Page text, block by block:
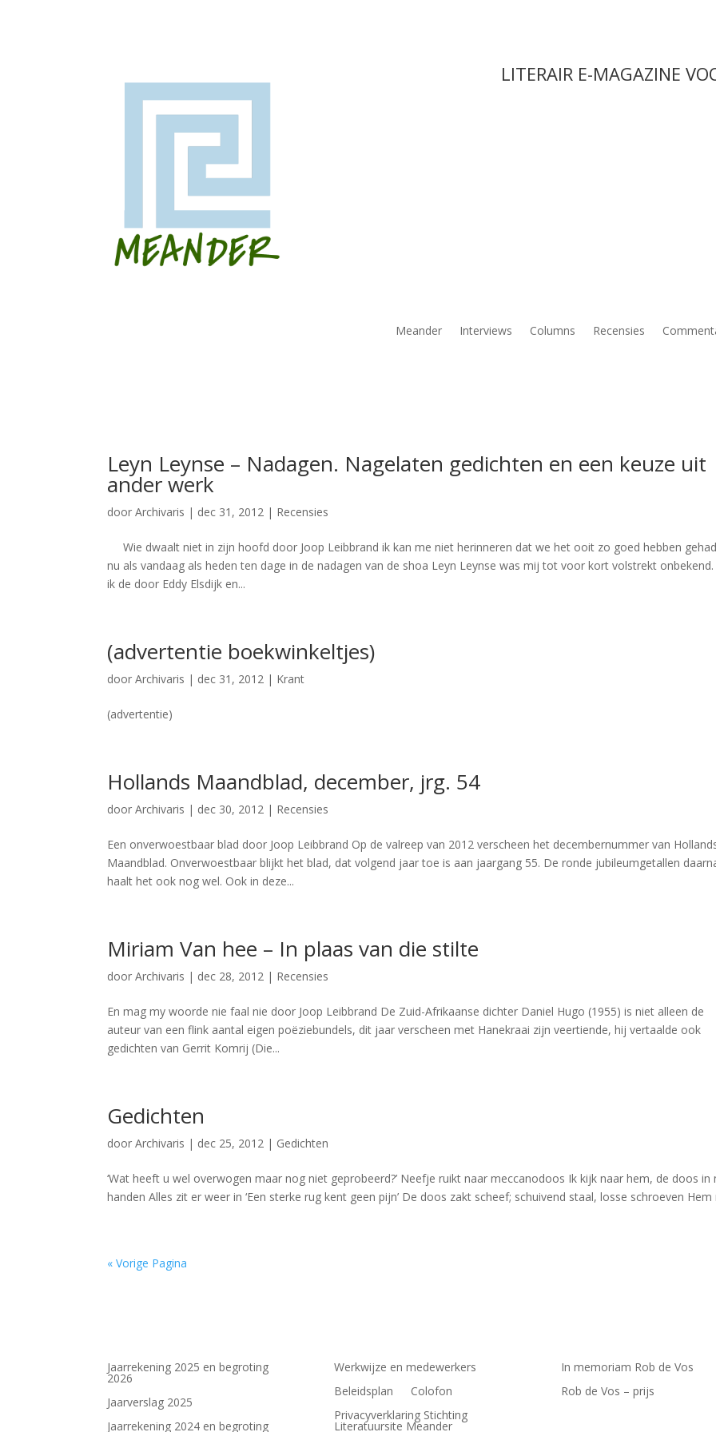
LITERAIR E-MAGAZINE
Meander Interviews Columns Recensies
Leyn Leynse – Nadagen. Nagelaten gedichten en een keuze uit
ander werk
doorArchivaris | dec 31, 2012 | Recensies
Wie dwaalt niet in zijn hoofd door Joop Leibbrand ik kan me niet herinneren dat we het ooit zo goed hebben
nu als vandaag als heden ten dage in de nadagen van de shoa Leyn Leynse was mij tot voor kort volstrekt
ik de door Eddy Elsdijk en...
(advertentie boekwinkeltjes)
doorArchivaris | dec 31, 2012 | Krant
(advertentie)
Hollands Maandblad, december, jrg. 54
doorArchivaris | dec 30, 2012 | Recensies
Een onverwoestbaar blad door Joop Leibbrand Op de valreep van 2012 verscheen het decembernummer van
Maandblad. Onverwoestbaar blijkt het blad, dat volgend jaar toe is aan jaargang 55. De ronde jubileumgetallen
haalt het ook nog wel. Ook in deze...
Miriam Van hee – In plaas van die stilte
doorArchivaris | dec 28, 2012 | Recensies
En mag my woorde nie faal nie door Joop Leibbrand De Zuid-Afrikaanse dichter Daniel Hugo (1955) is niet alleen de
auteur van een flink aantal eigen poëziebundels, dit jaar verscheen met Hanekraai zijn veertiende, hij vertaalde ook
gedichten van Gerrit Komrij (Die...
Gedichten
doorArchivaris | dec 25, 2012 | Gedichten
‘Wat heeft u wel overwogen maar nog niet geprobeerd?’ Neefje ruikt naar meccanodoos Ik kijk naar hem, de doos in
handen Alles zit er weer in ‘Een sterke rug kent geen pijn’ De doos zakt scheef; schuivend staal, losse schroeven Hem
« Vorige Pagina
Jaarrekening 2025 en begroting
2026
Jaarverslag 2025
Jaarrekening 2024 en begroting
Werkwijze en medewerkers
Beleidsplan
Colofon
Privacyverklaring Stichting
Literatuursite Meander
In memoriam Rob de Vos
Rob de Vos – prijs